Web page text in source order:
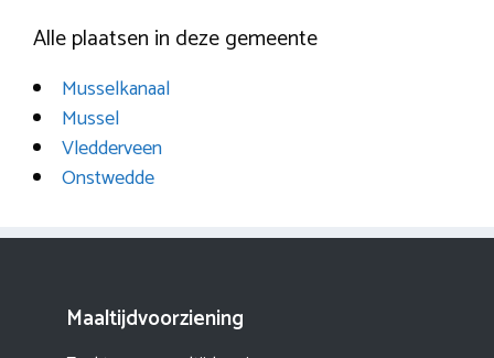
Alle plaatsen in deze gemeente
Musselkanaal
Mussel
Vledderveen
Onstwedde
Maaltijdvoorziening